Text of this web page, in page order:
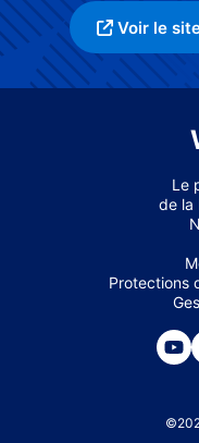
Voir le
Le
de la
Protections
©